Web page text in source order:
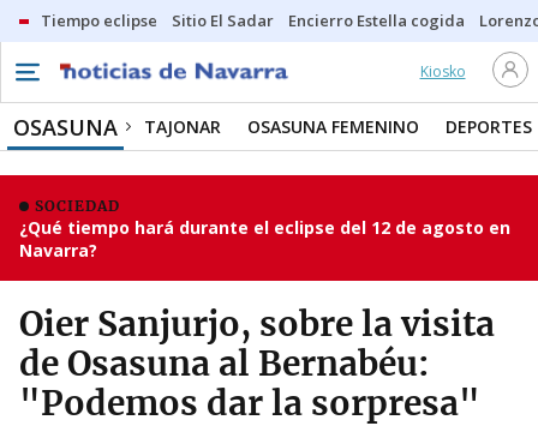
Tiempo eclipse Sitio El Sadar Encierro Estella cogida
Kiosko
OSASUNA TAJONAR OSASUNA FEMENINO DEPORTES
SOCIEDAD
¿Qué tiempo hará durante el eclipse del 12 de agosto en
Navarra?
Oier Sanjurjo, sobre la visita
de Osasuna al Bernabéu:
"Podemos dar la sorpresa"